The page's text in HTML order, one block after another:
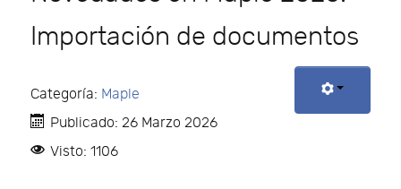
Importación de documentos
Categoría: Maple
Publicado: 26 Marzo 2026
Visto: 1106